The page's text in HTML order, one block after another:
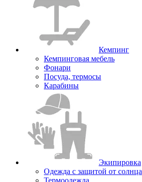
Кемпинг
Кемпинговая мебель
Фонари
Посуда, термосы
Карабины
Экипировка
Одежда с защитой от солнца
Термоодежда